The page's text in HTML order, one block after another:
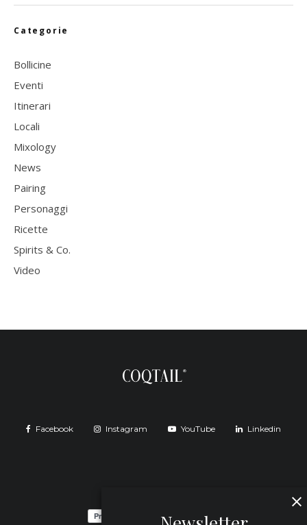
Categorie
Bollicine
Eventi
Itinerari
Locali
Mixology
News
Pairing
Personaggi
Ricette
Spirits & Co.
Video
Facebook Instagram YouTube Linkedin